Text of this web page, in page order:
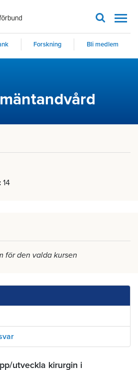
Forskning Bli medlem
14
för den valda kursen
utveckla kirurgin i